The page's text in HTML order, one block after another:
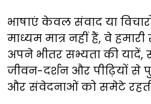
भाषाएं केवल संवाद या
माध्यम मात्र नहीं हैं, वे
अपने भीतर सभ्यता की यादें,
जीवन-दर्शन और पीढ़ियों से
और संवेदनाओं को समेटे